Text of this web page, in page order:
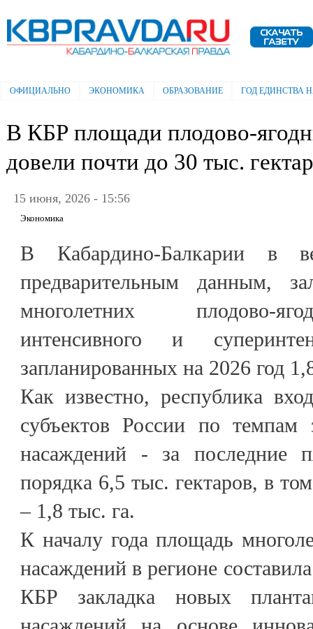
Электронная газета "Кабардино-
Балкарская правда"
Главное меню
ОФИЦИАЛЬНО ЭКОНОМИКА ОБРАЗОВАНИЕ ГОД ЕДИНСТВА
В КБР площади плодово-
довели почти до 30 тыс.
15 июня, 2026 - 15:56
Экономика
В Кабардино-Балкарии в
предварительным данным,
многолетних плодово-
интенсивного и
запланированных на 2026 год
Как известно, республика
субъектов России по темпам
насаждений - за последние
порядка 6,5 тыс. гектаров, в
– 1,8 тыс. га.
К началу года площадь
насаждений в регионе
КБР закладка новых